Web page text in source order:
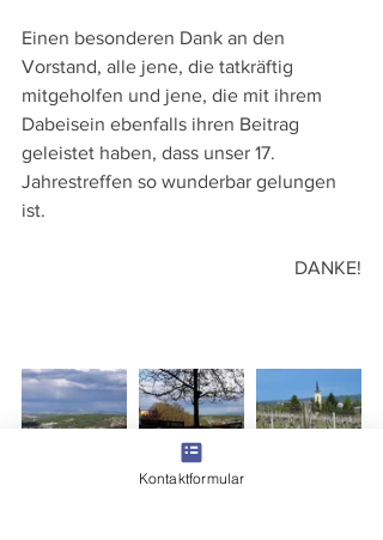
Einen besonderen Dank an den
Vorstand, alle jene, die tatkräftig
mitgeholfen und jene, die mit ihrem
Dabeisein ebenfalls ihren Beitrag
geleistet haben, dass unser 17.
Jahrestreffen so wunderbar gelungen
ist.
DANKE!
Kontaktformular